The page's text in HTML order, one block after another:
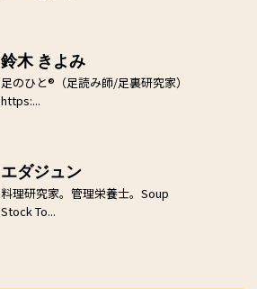
鈴木 きよみ
足のひと®（足読み師/足裏研究家）
https:...
エダジュン
料理研究家。管理栄養士。Soup
Stock To...